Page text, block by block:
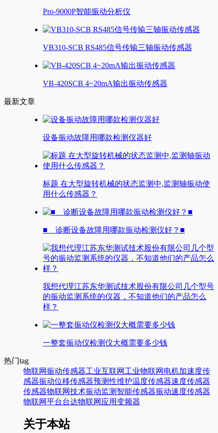
Pro-9000P智能振动分析仪
VB310-SCB RS485信号传输三轴振动传感器
VB-420SCB 4~20mA输出振动传感器
最新文章
设备振动故障用哪款检测仪器好
标题 在大型旋转机械的状态监测中,监测轴振动使
用什么传感器？
■ 诊断设备故障用哪款振动检测仪好？■
我想代理江苏东华测试技术股份有限公司几个型号
的振动监测系统的仪器，不知道他们的产品怎么
样？
一整套振动仪检测仪大概需要多少钱
热门tag
物联网振动传感器工业互联网 工业物联网 电机加速度传
感器振动位移传感器预测性维护温度传感器速度传感器
传感器物联网技术振动监测 智能传感器振动速度传感器
物联网平台台达物联网应用变频器
关于本站